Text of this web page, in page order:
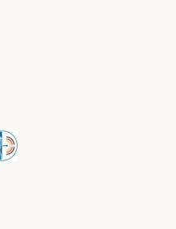
Security